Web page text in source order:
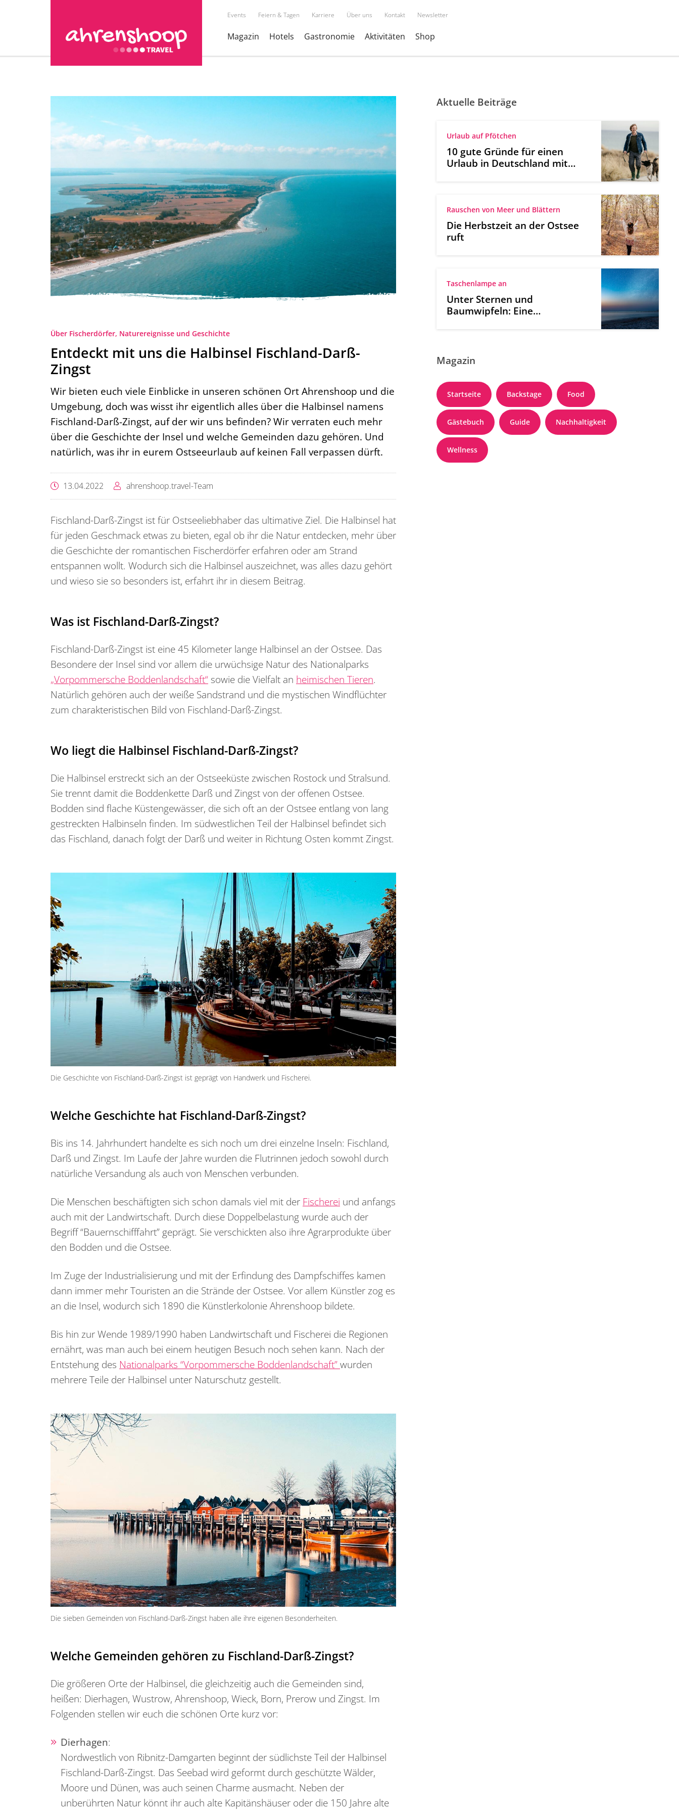
Events Feiern & Tagen Karriere Über uns Kontakt Newsletter
Magazin Hotels Gastronomie Aktivitäten Shop
Über Fischerdörfer, Naturereignisse und Geschichte
Entdeckt mit uns die Halbinsel Fischland-Darß-
Zingst
Wir bieten euch viele Einblicke in unseren schönen Ort Ahrenshoop und die
Umgebung, doch was wisst ihr eigentlich alles über die Halbinsel namens
Fischland-Darß-Zingst, auf der wir uns befinden? Wir verraten euch mehr
über die Geschichte der Insel und welche Gemeinden dazu gehören. Und
natürlich, was ihr in eurem Ostseeurlaub auf keinen Fall verpassen dürft.
13.04.2022 ahrenshoop.travel-Team
Fischland-Darß-Zingst ist für Ostseeliebhaber das ultimative Ziel. Die Halbinsel hat
für jeden Geschmack etwas zu bieten, egal ob ihr die Natur entdecken, mehr über
die Geschichte der romantischen Fischerdörfer erfahren oder am Strand
entspannen wollt. Wodurch sich die Halbinsel auszeichnet, was alles dazu gehört
und wieso sie so besonders ist, erfahrt ihr in diesem Beitrag.
Was ist Fischland-Darß-Zingst?
Fischland-Darß-Zingst ist eine 45 Kilometer lange Halbinsel an der Ostsee. Das
Besondere der Insel sind vor allem die urwüchsige Natur des Nationalparks
„Vorpommersche Boddenlandschaft“ sowie die Vielfalt an heimischen Tieren.
Natürlich gehören auch der weiße Sandstrand und die mystischen Windflüchter
zum charakteristischen Bild von Fischland-Darß-Zingst.
Wo liegt die Halbinsel Fischland-Darß-Zingst?
Die Halbinsel erstreckt sich an der Ostseeküste zwischen Rostock und Stralsund.
Sie trennt damit die Boddenkette Darß und Zingst von der offenen Ostsee.
Bodden sind flache Küstengewässer, die sich oft an der Ostsee entlang von lang
gestreckten Halbinseln finden. Im südwestlichen Teil der Halbinsel befindet sich
das Fischland, danach folgt der Darß und weiter in Richtung Osten kommt Zingst.
Die Geschichte von Fischland-Darß-Zingst ist geprägt von Handwerk und Fischerei.
Welche Geschichte hat Fischland-Darß-Zingst?
Bis ins 14. Jahrhundert handelte es sich noch um drei einzelne Inseln: Fischland,
Darß und Zingst. Im Laufe der Jahre wurden die Flutrinnen jedoch sowohl durch
natürliche Versandung als auch von Menschen verbunden.
Die Menschen beschäftigten sich schon damals viel mit der Fischerei und anfangs
auch mit der Landwirtschaft. Durch diese Doppelbelastung wurde auch der
Begriff “Bauernschifffahrt” geprägt. Sie verschickten also ihre Agrarprodukte über
den Bodden und die Ostsee.
Im Zuge der Industrialisierung und mit der Erfindung des Dampfschiffes kamen
dann immer mehr Touristen an die Strände der Ostsee. Vor allem Künstler zog es
an die Insel, wodurch sich 1890 die Künstlerkolonie Ahrenshoop bildete.
Bis hin zur Wende 1989/1990 haben Landwirtschaft und Fischerei die Regionen
ernährt, was man auch bei einem heutigen Besuch noch sehen kann. Nach der
Entstehung des Nationalparks “Vorpommersche Boddenlandschaft”wurden
mehrere Teile der Halbinsel unter Naturschutz gestellt.
Die sieben Gemeinden von Fischland-Darß-Zingst haben alle ihre eigenen Besonderheiten.
Welche Gemeinden gehören zu Fischland-Darß-Zingst?
Die größeren Orte der Halbinsel, die gleichzeitig auch die Gemeinden sind,
heißen: Dierhagen, Wustrow, Ahrenshoop, Wieck, Born, Prerow und Zingst. Im
Folgenden stellen wir euch die schönen Orte kurz vor:
Dierhagen:
Nordwestlich von Ribnitz-Damgarten beginnt der südlichste Teil der Halbinsel
Fischland-Darß-Zingst. Das Seebad wird geformt durch geschützte Wälder,
Moore und Dünen, was auch seinen Charme ausmacht. Neben der
unberührten Natur könnt ihr auch alte Kapitänshäuser oder die 150 Jahre alte
Aktuelle Beiträge
Urlaub auf Pfötchen
10 gute Gründe für einen
Urlaub in Deutschland mit
Rauschen von Meer und Blättern
Die Herbstzeit an der Ostsee
ruft
Taschenlampe an
Unter Sternen und
Baumwipfeln: Eine
Magazin
Startseite Backstage Food
Gästebuch Guide Nachhaltigkeit
Wellness